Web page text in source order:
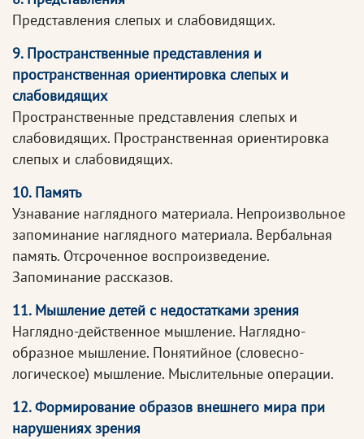
Представления слепых и слабовидящих.
9. Пространственные представления и
пространственная ориентировка слепых и
слабовидящих
Пространственные представления слепых и
слабовидящих. Пространственная ориентировка
слепых и слабовидящих.
10. Память
Узнавание наглядного материала. Непроизвольное
запоминание наглядного материала. Вербальная
память. Отсроченное воспроизведение.
Запоминание рассказов.
11. Мышление детей с недостатками зрения
Наглядно-действенное мышление. Наглядно-
образное мышление. Понятийное (словесно-
логическое) мышление. Мыслительные операции.
12. Формирование образов внешнего мира при
нарушениях зрения